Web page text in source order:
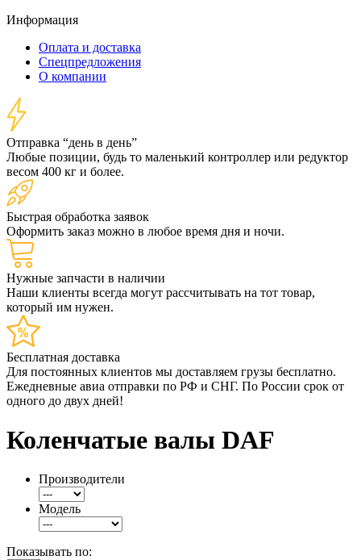
Информация
Оплата и доставка
Спецпредложения
О компании
Отправка “день в день”
Любые позиции, будь то маленький контроллер или редуктор
весом 400 кг и более.
Быстрая обработка заявок
Оформить заказ можно в любое время дня и ночи.
Нужные запчасти в наличии
Наши клиенты всегда могут рассчитывать на тот товар,
который им нужен.
Бесплатная доставка
Для постоянных клиентов мы доставляем грузы бесплатно.
Ежедневные авиа отправки по РФ и СНГ. По России срок от
одного до двух дней!
Коленчатые валы DAF
Производители
Модель
Показывать по: